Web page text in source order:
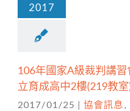
2017
106年國家A級裁判講
立育成高中2樓(219教室
2017/01/25 協會訊息 ,